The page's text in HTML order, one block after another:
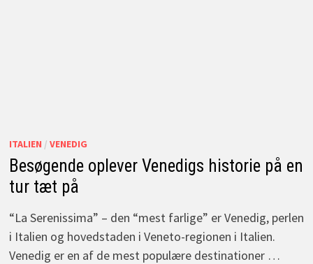
ITALIEN / VENEDIG
Besøgende oplever Venedigs historie på en
tur tæt på
“La Serenissima” – den “mest farlige” er Venedig, perlen
i Italien og hovedstaden i Veneto-regionen i Italien.
Venedig er en af de mest populære destinationer …